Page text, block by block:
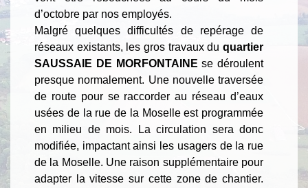
d’octobre par nos employés.
Malgré quelques difficultés de repérage de
réseaux existants, les gros travaux du quartier
SAUSSAIE DE MORFONTAINEse déroulent
presque normalement. Une nouvelle traversée
de route pour se raccorder au réseau d’eaux
usées de la rue de la Moselle est programmée
en milieu de mois. La circulation sera donc
modifiée, impactant ainsi les usagers de la rue
de la Moselle. Une raison supplémentaire pour
adapter la vitesse sur cette zone de chantier.